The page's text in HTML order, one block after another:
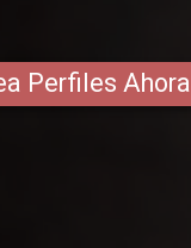
Perfiles Ahora